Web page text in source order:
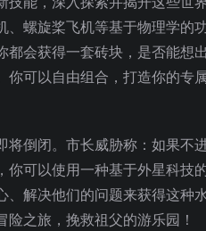
、螺旋桨飞机等基于物理学的
会获得一套砖块，是否能想
可以自由组合，打造你的专
倒闭。市长威胁称：如果不
可以使用一种基于外星科技
解决他们的问题来获得这种
之旅，挽救祖父的游乐园！